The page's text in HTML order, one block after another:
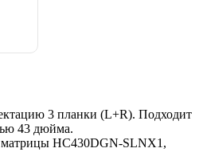
3 планки (L+R). Подходит
43 дюйма.
матрицы HC430DGN-SLNX1,